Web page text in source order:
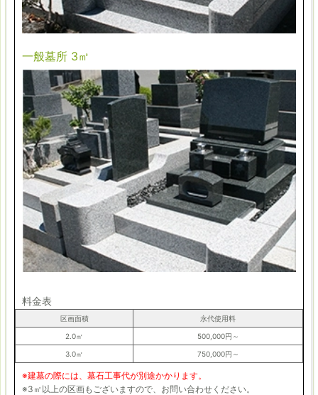
一般墓所 3㎡
料金表
区画面積 永代使用料
2.0㎡ 500,000円～
3.0㎡ 750,000円～
※建墓の際には、墓石工事代が別途かかります。
※3㎡以上の区画もございますので、お問い合わせください。